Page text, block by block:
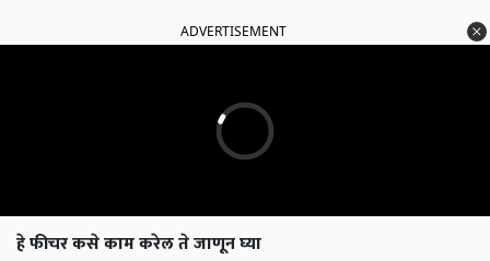
ADVERTISEMENT
हे फीचर कसे काम करेल ते जाणून घ्या